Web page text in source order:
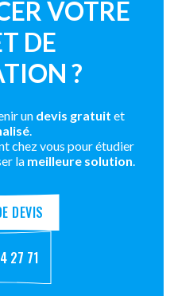
VOTRE
DE
?
un devis gratuit et
.
chez vous pour étudier
la meilleure solution.
DEVIS
27 71